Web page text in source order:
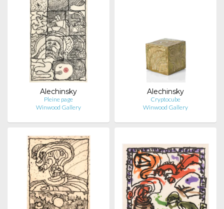
Alechinsky
Pleine page
Winwood Gallery
Alechinsky
Cryptocube
Winwood Gallery